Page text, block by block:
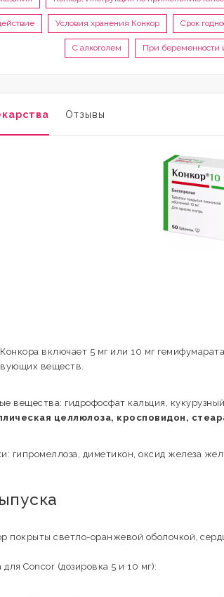
Условия хранения Конкор Срок
С алкоголем При беременности
Отзывы
включает 5 мг или 10 мг
веществ.
вещества: гидрофосфат кальция,
целлюлоза, кросповидон,
гипромеллоза, диметикон, оксид железа
покрыты светло-оранжевой оболочкой,
Concor (дозировка 5 и 10 мг):